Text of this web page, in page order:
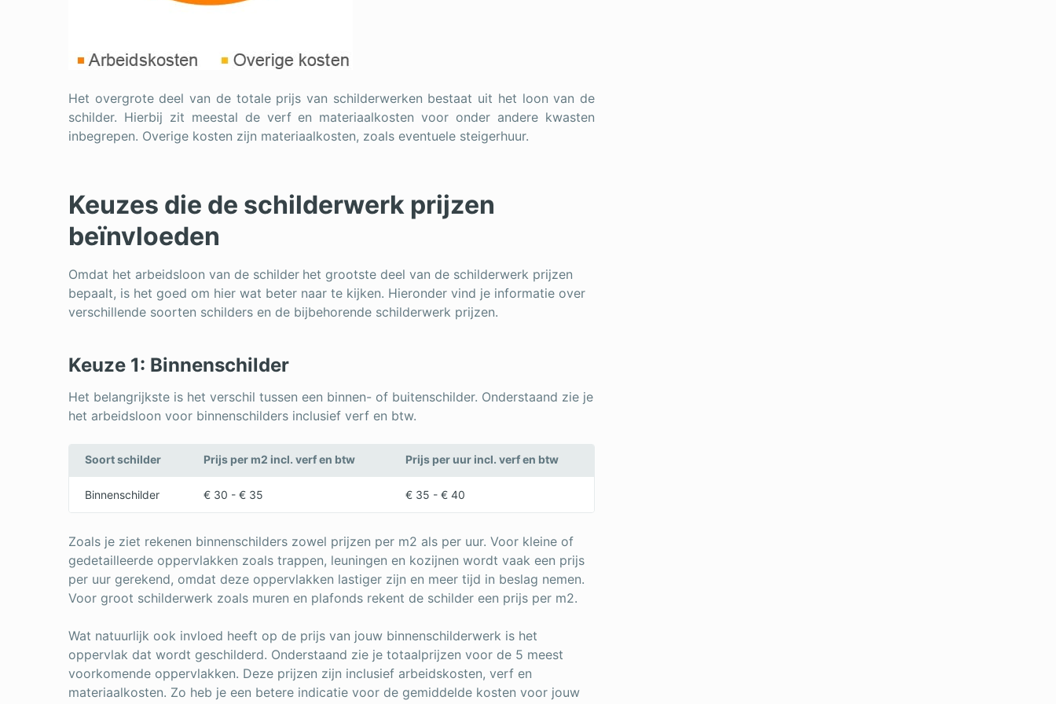
Het overgrote deel van de totale prijs van schilderwerken bestaat uit het loon van de
schilder. Hierbij zit meestal de verf en materiaalkosten voor onder andere kwasten
inbegrepen. Overige kosten zijn materiaalkosten, zoals eventuele steigerhuur.
Keuzes die de schilderwerk prijzen
beïnvloeden
Omdat het arbeidsloon van de schilder het grootste deel van de schilderwerk prijzen
bepaalt, is het goed om hier wat beter naar te kijken. Hieronder vind je informatie over
verschillende soorten schilders en de bijbehorende schilderwerk prijzen.
Keuze 1: Binnenschilder
Het belangrijkste is het verschil tussen een binnen- of buitenschilder. Onderstaand zie je
het arbeidsloon voor binnenschilders inclusief verf en btw.
Soort schilder Prijs per m2 incl. verf en btw Prijs per uur incl. verf en btw
Binnenschilder € 30 - € 35 € 35 - € 40
Zoals je ziet rekenen binnenschilders zowel prijzen per m2 als per uur. Voor kleine of
gedetailleerde oppervlakken zoals trappen, leuningen en kozijnen wordt vaak een prijs
per uur gerekend, omdat deze oppervlakken lastiger zijn en meer tijd in beslag nemen.
Voor groot schilderwerk zoals muren en plafonds rekent de schilder een prijs per m2.
Wat natuurlijk ook invloed heeft op de prijs van jouw binnenschilderwerk is het
oppervlak dat wordt geschilderd. Onderstaand zie je totaalprijzen voor de 5 meest
voorkomende oppervlakken. Deze prijzen zijn inclusief arbeidskosten, verf en
materiaalkosten. Zo heb je een betere indicatie voor de gemiddelde kosten voor jouw